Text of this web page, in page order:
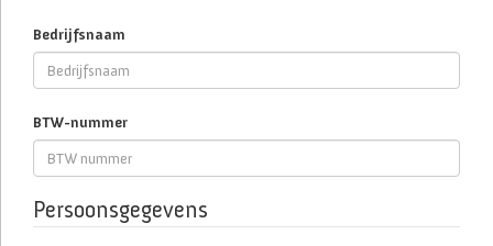
Bedrijfsnaam
BTW-nummer
Persoonsgegevens